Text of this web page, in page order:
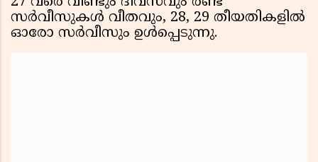
സർവീസുകൾ വീതവും, 28, 29 തീയതികളിൽ
ഓരോ സർവീസും ഉൾപ്പെടുന്നു.